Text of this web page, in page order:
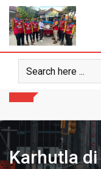
Skip
content
Karhutla